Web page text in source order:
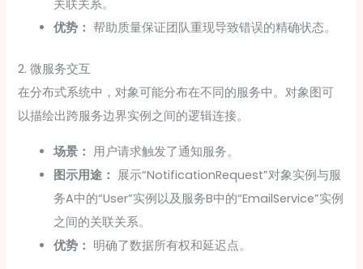
关联关系。
优势： 帮助质量保证团队重现导致错误的精确状态。
2. 微服务交互
在分布式系统中，对象可能分布在不同的服务中。对象图可
以描绘出跨服务边界实例之间的逻辑连接。
场景： 用户请求触发了通知服务。
图示用途： 展示“NotificationRequest”对象实例与服
务A中的“User”实例以及服务B中的“EmailService”实例
之间的关联关系。
优势： 明确了数据所有权和延迟点。